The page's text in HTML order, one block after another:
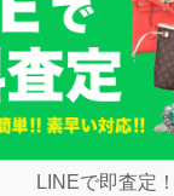
LINEで即査定！